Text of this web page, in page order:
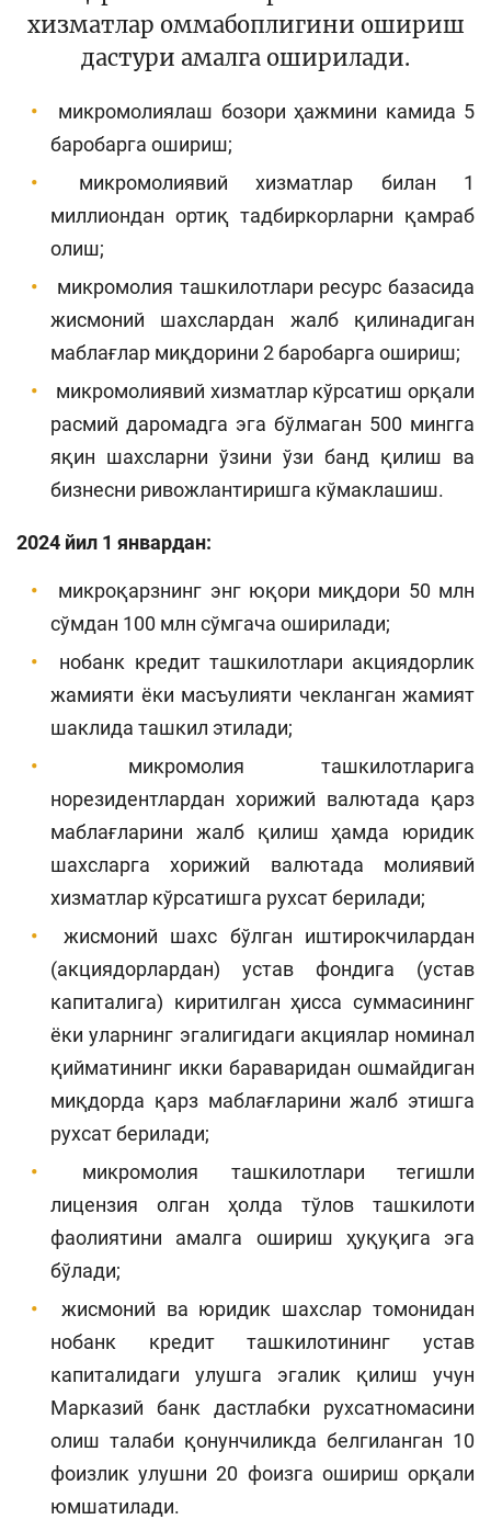
хизматлар оммабоплигини ошириш
дастури амалга оширилади.
микромолиялаш бозори ҳажмини камида 5
баробарга ошириш;
микромолиявий хизматлар билан 1
миллиондан ортиқ тадбиркорларни қамраб
олиш;
микромолия ташкилотлари ресурс базасида
жисмоний шахслардан жалб қилинадиган
маблағлар миқдорини 2 баробарга ошириш;
микромолиявий хизматлар кўрсатиш орқали
расмий даромадга эга бўлмаган 500 мингга
яқин шахсларни ўзини ўзи банд қилиш ва
бизнесни ривожлантиришга кўмаклашиш.
2024 йил 1 январдан:
микроқарзнинг энг юқори миқдори 50 млн
сўмдан 100 млн сўмгача оширилади;
нобанк кредит ташкилотлари акциядорлик
жамияти ёки масъулияти чекланган жамият
шаклида ташкил этилади;
микромолия ташкилотларига
норезидентлардан хорижий валютада қарз
маблағларини жалб қилиш ҳамда юридик
шахсларга хорижий валютада молиявий
хизматлар кўрсатишга рухсат берилади;
жисмоний шахс бўлган иштирокчилардан
(акциядорлардан) устав фондига (устав
капиталига) киритилган ҳисса суммасининг
ёки уларнинг эгалигидаги акциялар номинал
қийматининг икки бараваридан ошмайдиган
миқдорда қарз маблағларини жалб этишга
рухсат берилади;
микромолия ташкилотлари тегишли
лицензия олган ҳолда тўлов ташкилоти
фаолиятини амалга ошириш ҳуқуқига эга
бўлади;
жисмоний ва юридик шахслар томонидан
нобанк кредит ташкилотининг устав
капиталидаги улушга эгалик қилиш учун
Марказий банк дастлабки рухсатномасини
олиш талаби қонунчиликда белгиланган 10
фоизлик улушни 20 фоизга ошириш орқали
юмшатилади.